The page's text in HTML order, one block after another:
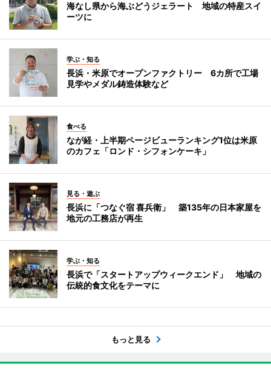
海なし県から海ぶどうジェラート 地域の特産スイ
ーツに
学ぶ・知る
長浜・米原でオープンファクトリー 6カ所で工場
見学やメダル鋳造体験など
食べる
なが経・上半期ページビューランキング1位は米原
のカフェ「ロンド・シフォンケーキ」
見る・遊ぶ
長浜に「つなぐ宿 喜兵衛」 築135年の日本家屋を
地元の工務店が再生
学ぶ・知る
長浜で「スタートアップウィークエンド」 地域の
伝統的食文化をテーマに
もっと見る